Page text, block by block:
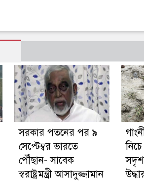
সরকার পতনের পর ৯
সেপ্টেম্বর ভারতে
পৌঁছান- সাবেক
স্বরাষ্ট্রমন্ত্রী আসাদুজ্জামান
সদৃশ